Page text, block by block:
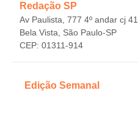
Redação SP
Av Paulista, 777 4º andar cj 41
Bela Vista, São Paulo-SP
CEP: 01311-914
Edição Semanal